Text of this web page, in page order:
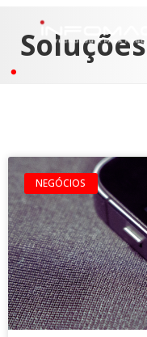
Soluções
NEGÓCIOS